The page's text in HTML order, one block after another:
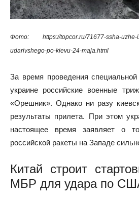
Фото: https://topcor.ru/71677-ssha-uzhe-
udarivshego-po-kievu-24-maja.html
За время проведения
украине российские военные
«Орешник». Однако ни разу
результаты прилета. При этом
настоящее время заявляет о
российской ракеты на Западе
Китай строит
МБР для удара по